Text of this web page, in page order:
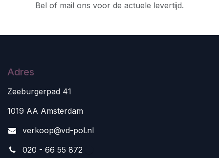
Bel of mail ons voor de actuele levertijd.
Adres
Zeeburgerpad 41
1019 AA Amsterdam
verkoop@vd-pol.nl
020 - 66 55 872